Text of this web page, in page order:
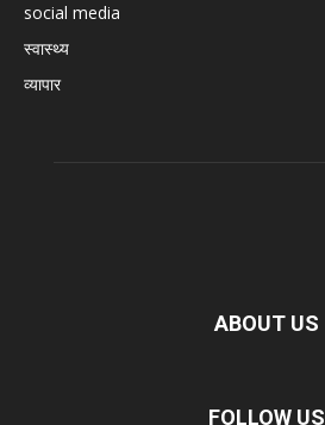
social media
स्वास्थ्य
व्यापार
ABOUT US
FOLLOW US